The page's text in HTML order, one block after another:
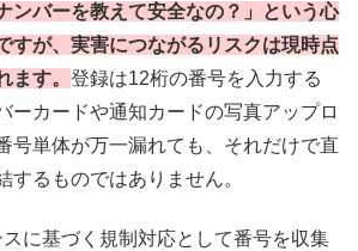
ンバーを教えて安全なの？」という心
すが、実害につながるリスクは現時点
ます。 登録は12桁の番号を入力する
ーカードや通知カードの写真アップロ
号単体が万一漏れても、それだけで直
するものではありません。
に基づく規制対応として番号を収集